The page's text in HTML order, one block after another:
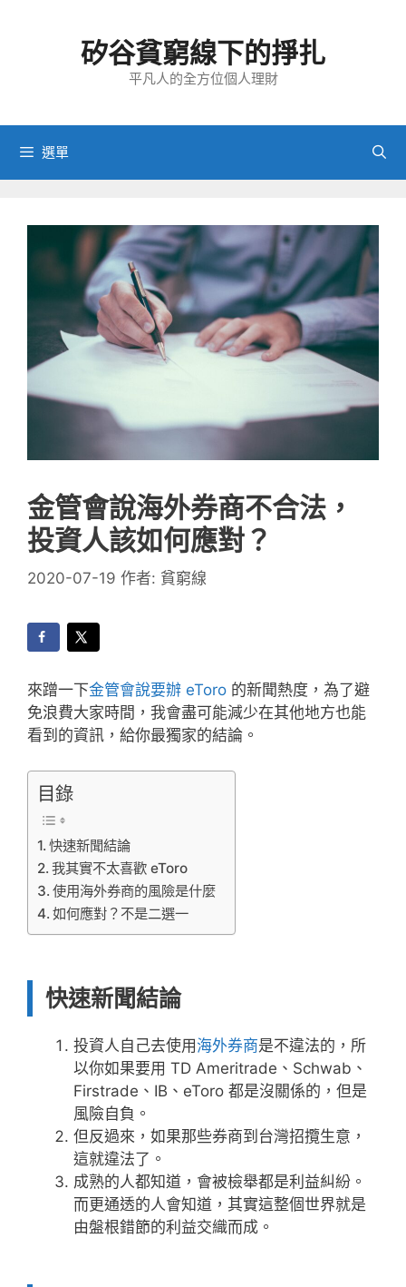
容
矽谷貧窮線下的掙扎
平凡人的全方位個人理財
選單
金管會說海外券商不合法，
投資人該如何應對？
2020-07-19 作者: 貧窮線
來蹭一下金管會說要辦 eToro 的新聞熱度，為了避
免浪費大家時間，我會盡可能減少在其他地方也能
看到的資訊，給你最獨家的結論。
目錄
快速新聞結論
我其實不太喜歡 eToro
使用海外券商的風險是什麼
如何應對？不是二選一
快速新聞結論
投資人自己去使用海外券商是不違法的，所
以你如果要用 TD Ameritrade、Schwab、
Firstrade、IB、eToro 都是沒關係的，但是
風險自負。
但反過來，如果那些券商到台灣招攬生意，
這就違法了。
成熟的人都知道，會被檢舉都是利益糾紛。
而更通透的人會知道，其實這整個世界就是
由盤根錯節的利益交織而成。